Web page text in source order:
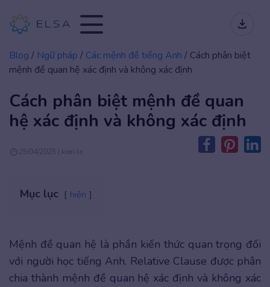
Blog / Ngữ pháp / Các mệnh đề tiếng Anh / Cách phân biệt
mệnh đề quan hệ xác định và không xác định
Cách phân biệt mệnh đề quan
hệ xác định và không xác định
25/04/2025 | kien.le
Mục lục hiện
Mệnh đề quan hệ là phần kiến thức quan trọng đối
với người học tiếng Anh. Relative Clause được phân
chia thành mệnh đề quan hệ xác định và không xác